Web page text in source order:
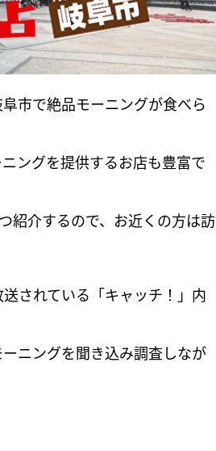
市で絶品モーニングが食べら
ングを提供するお店も豊富で
紹介するので、お近くの方は訪
されている「キャッチ！」内
ニングを聞き込み調査しなが